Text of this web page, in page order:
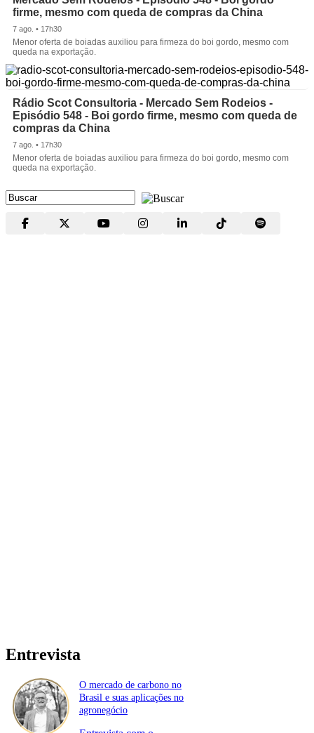
firme, mesmo com queda de compras da China
7 ago. • 17h30
Menor oferta de boiadas auxiliou para firmeza do boi gordo, mesmo com
queda na exportação.
Rádio Scot Consultoria - Mercado Sem Rodeios -
Episódio 548 - Boi gordo firme, mesmo com queda de
compras da China
7 ago. • 17h30
Menor oferta de boiadas auxiliou para firmeza do boi gordo, mesmo com
queda na exportação.
Entrevista
O mercado de carbono no
Brasil e suas aplicações no
agronegócio